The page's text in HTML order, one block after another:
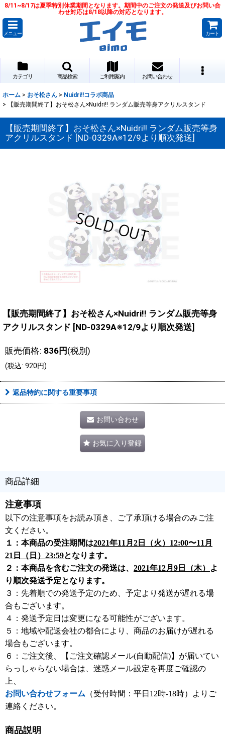
8/11~8/17は夏季特別休業期間となります。期間中のご注文の発送及びお問い合
わせ対応は8/18以降の対応となります。
メニュー カート
カテゴリ 商品検索 ご利用案内 お問い合わせ
ホーム > おそ松さん > Nuidri!!コラボ商品
>
【販売期間終了】おそ松さん×Nuidri!! ランダム販売等身アクリルスタンド
【販売期間終了】おそ松さん×Nuidri!! ランダム販売等身
アクリルスタンド [ND-0329A※12/9より順次発送]
【販売期間終了】おそ松さん×Nuidri!! ランダム販売等身
アクリルスタンド [ND-0329A※12/9より順次発送]
販売価格: 836円 (税別)
(税込: 920円)
返品特約に関する重要事項
お問い合わせ
お気に入り登録
商品詳細
注意事項
以下の注意事項をお読み頂き、ご了承頂ける場合のみご注
文ください。
１：本商品の受注期間は2021年11月2日（火）12:00〜11月
21日（日）23:59となります。
２：本商品を含むご注文の発送は、 2021年12月9日（木）
よ
り順次発送予定となります。
３：先着順での発送予定のため、予定より発送が遅れる場
合もございます。
４：発送予定日は変更になる可能性がございます。
５：地域や配送会社の都合により、商品のお届けが遅れる
場合もございます。
６：ご注文後、【ご注文確認メール(自動配信)】が届いてい
らっしゃらない場合は、迷惑メール設定を再度ご確認の
上、
お問い合わせフォーム （受付時間：平日12時-18時）よりご
連絡ください。
商品説明